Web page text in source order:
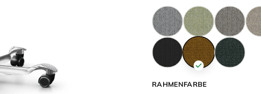
RAHMENFARBE